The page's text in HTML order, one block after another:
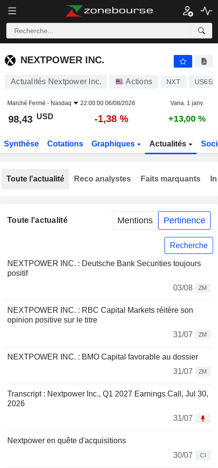
NEXTPOWER INC.
NEXTPOWER INC.
Actualités Nextpower Inc. Actions NXT
Marché Fermé - Nasdaq 22:00:00 06/08/2026 Varia. 1 janv.
98,43 USD -1,38 % +13,00 %
Synthèse Cotations Graphiques Actualités
Toute l'actualité Mentions Pertinence
Recherche
NEXTPOWER INC. : Deutsche Bank Securities toujours
positif
03/08
ZM
NEXTPOWER INC. : RBC Capital Markets réitère son
opinion positive sur le titre
31/07
ZM
NEXTPOWER INC. : BMO Capital favorable au dossier
31/07
ZM
Transcript : Nextpower Inc., Q1 2027 Earnings Call, Jul 30,
2026
31/07
Nextpower en quête d'acquisitions
30/07
CI
Toute l'actualité Reco analystes Faits marquants